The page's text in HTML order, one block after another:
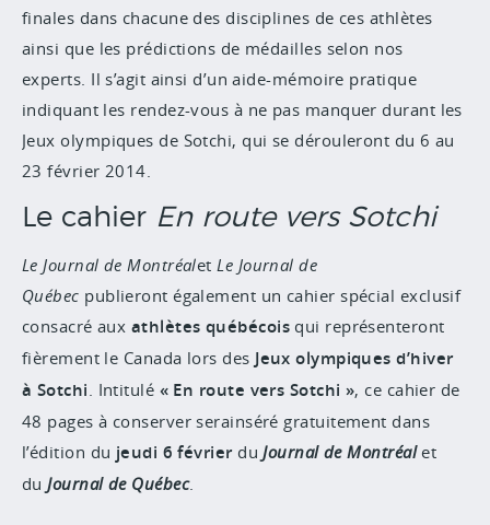
finales dans chacune des disciplines de ces athlètes
ainsi que les prédictions de médailles selon nos
experts. Il s’agit ainsi d’un aide-mémoire pratique
indiquant les rendez-vous à ne pas manquer durant les
Jeux olympiques de Sotchi, qui se dérouleront du 6 au
23 février 2014.
Le cahier En route vers Sotchi
Le Journal de Montréalet Le Journal de
Québec publieront également un cahier spécial exclusif
consacré aux athlètes québécois qui représenteront
fièrement le Canada lors des Jeux olympiques d’hiver
à Sotchi. Intitulé « En route vers Sotchi », ce cahier de
48 pages à conserver serainséré gratuitement dans
l’édition du jeudi 6 février du Journal de Montréal et
duJournal de Québec.